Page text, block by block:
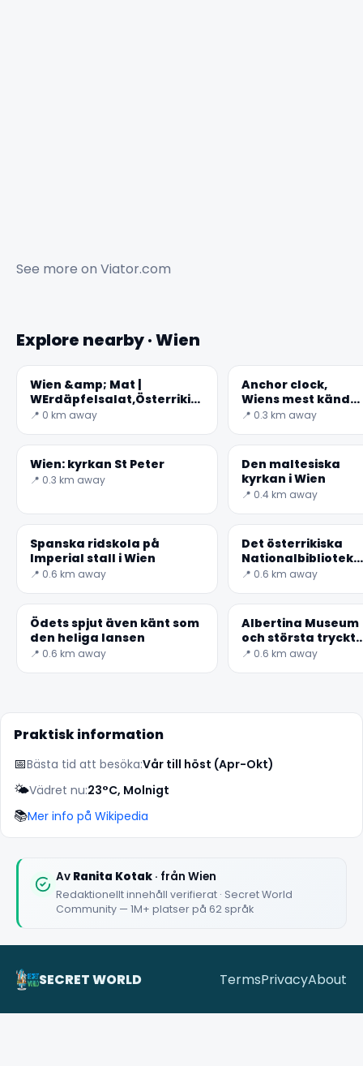
See more on Viator.com
Explore nearby · Wien
Wien &amp; Mat |
WErdäpfelsalat,Österrikisk
Potatissallad
📍 0 km away
Anchor clock,
Wiens mest kända
klocka
📍 0.3 km away
Wien: kyrkan St Peter
📍 0.3 km away
Den maltesiska
kyrkan i Wien
📍 0.4 km away
Spanska ridskola på
Imperial stall i Wien
📍 0.6 km away
Det österrikiska
(Tyska:
är t
📍 0.6 km away
Ödets spjut även känt som
den heliga lansen
📍 0.6 km away
Albertina Museum
och största
rum i ordet
📍 0.6 km away
Praktisk information
📅Bästa tid att besöka:Vår till höst (Apr-Okt)
🌤️Vädret nu:23°C, Molnigt
📚Mer info på Wikipedia
Av Ranita Kotak · från Wien
Redaktionellt innehåll verifierat · Secret World
Community — 1M+ platser på 62 språk
SECRET WORLD TermsPrivacyAbout